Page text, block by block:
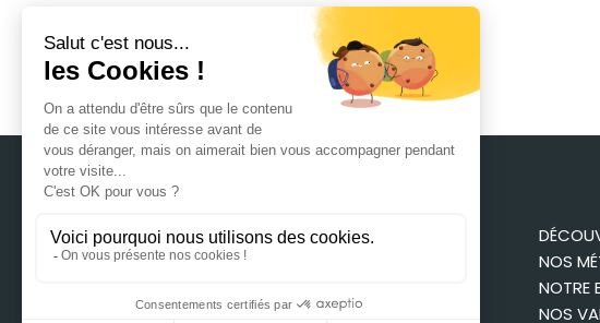
NOS
NOTRE
NOS